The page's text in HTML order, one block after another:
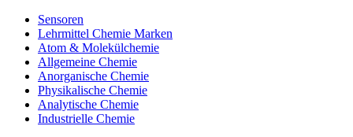
Sensoren
Lehrmittel Chemie Marken
Atom & Molekülchemie
Allgemeine Chemie
Anorganische Chemie
Physikalische Chemie
Analytische Chemie
Industrielle Chemie